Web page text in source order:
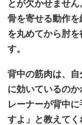
とが欠かせませ
骨を寄せる動作
を丸めてから肘
す。
背中の筋肉は、
に効いているの
レーナーが背中
すよ」と教えて